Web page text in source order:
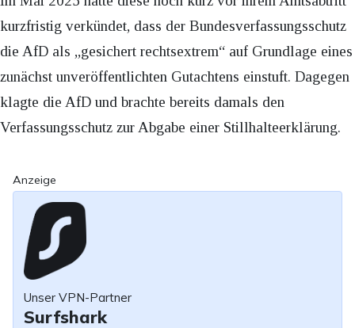
kurzfristig verkündet, dass der Bundesverfassungsschutz
die AfD als „gesichert rechtsextrem“ auf Grundlage eines
zunächst unveröffentlichten Gutachtens einstuft. Dagegen
klagte die AfD und brachte bereits damals den
Verfassungsschutz zur Abgabe einer Stillhalteerklärung.
Anzeige
Unser VPN-Partner
Surfshark